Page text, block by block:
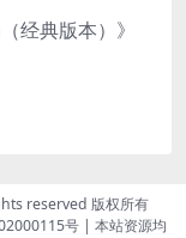
经典版本）》
reserved 版权所有
号| 本站资源均